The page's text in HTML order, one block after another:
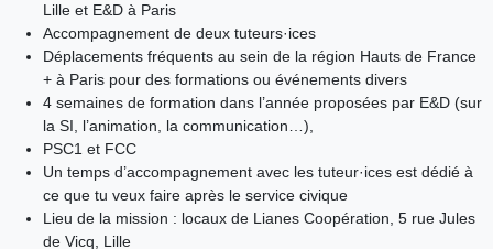
Lille et E&D à Paris
Accompagnement de deux tuteurs·ices
Déplacements fréquents au sein de la région Hauts de France
+ à Paris pour des formations ou événements divers
4 semaines de formation dans l’année proposées par E&D (sur
la SI, l’animation, la communication…),
PSC1 et FCC
Un temps d’accompagnement avec les tuteur·ices est dédié à
ce que tu veux faire après le service civique
Lieu de la mission : locaux de Lianes Coopération, 5 rue Jules
de Vicq, Lille